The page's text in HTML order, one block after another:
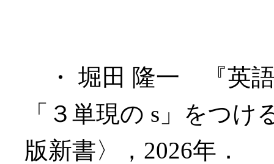
・ 堀田 隆一 『英語
「３単現の s」をつ
版新書〉，2026年．